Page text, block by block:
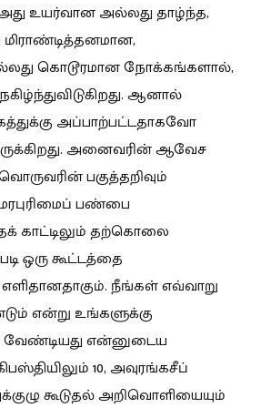
அது உயர்வான அல்லது தாழ்ந்த,
கொடூரமான நோக்கங்களால்,
ஆனால்
அப்பாற்பட்டதாகவோ
அனைவரின் ஆவேச
பகுத்தறிவும்
மரபுரிமைப் பண்பை
காட்டிலும் தற்கொலை
ஒரு கூட்டத்தை
நீங்கள் எவ்வாறு
என்று உங்களுக்கு
என்னுடைய
10, அவுரங்கசீப்
கூடுதல் அறிவொளியையும்